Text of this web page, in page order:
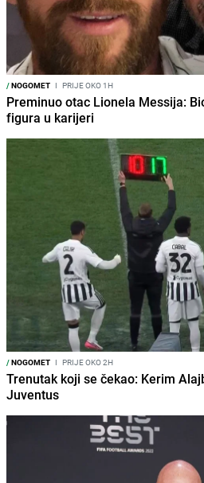
/NOGOMET I PRIJE OKO 1H
Preminuo otac Lionela Messija:
figura u karijeri
/NOGOMET I PRIJE OKO 2H
Trenutak koji se čekao: Kerim
Juventus